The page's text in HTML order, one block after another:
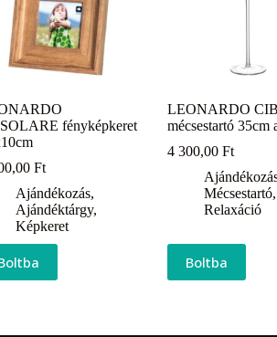
fényképkeret
Ft
Ajándékozás,
Ajándéktárgy,
Képkeret
LEONARDO
mécsestartó 35cm
4 300,00Ft
Mécsestartó,
Relaxáció
Boltba